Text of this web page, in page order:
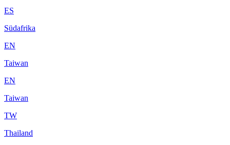
ES
Südafrika
EN
Taiwan
EN
Taiwan
TW
Thailand